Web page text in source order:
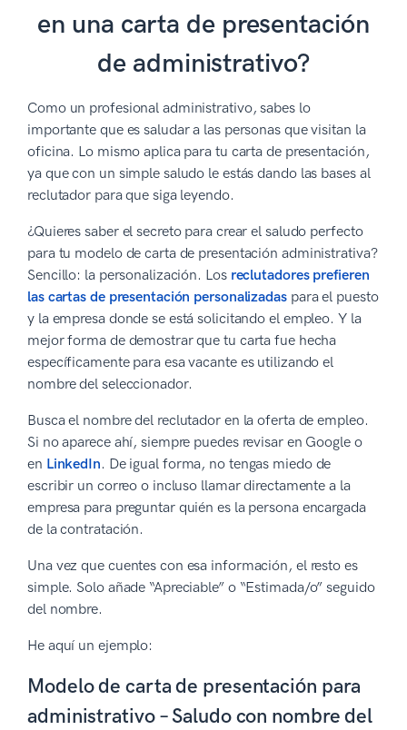
en una carta de presentación
de administrativo?
Como un profesional administrativo, sabes lo
importante que es saludar a las personas que visitan la
oficina. Lo mismo aplica para tu carta de presentación,
ya que con un simple saludo le estás dando las bases al
reclutador para que siga leyendo.
¿Quieres saber el secreto para crear el saludo perfecto
para tu modelo de carta de presentación administrativa?
Sencillo: la personalización. Los reclutadores prefieren
las cartas de presentación personalizadaspara el puesto
y la empresa donde se está solicitando el empleo. Y la
mejor forma de demostrar que tu carta fue hecha
específicamente para esa vacante es utilizando el
nombre del seleccionador.
Busca el nombre del reclutador en la oferta de empleo.
Si no aparece ahí, siempre puedes revisar en Google o
en LinkedIn. De igual forma, no tengas miedo de
escribir un correo o incluso llamar directamente a la
empresa para preguntar quién es la persona encargada
de la contratación.
Una vez que cuentes con esa información, el resto es
simple. Solo añade “Apreciable” o “Estimada/o” seguido
del nombre.
He aquí un ejemplo:
Modelo de carta de presentación para
administrativo – Saludo con nombre del